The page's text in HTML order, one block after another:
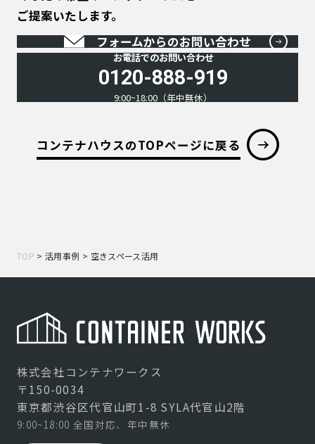
ご提案いたします。
フォームからのお問い合わせ
お電話でのお問い合わせ
0120-888-919
9:00~18:00（年中無休）
コンテナハウスのTOPページに戻る
TOP >活用事例 > 空きスペース活用
株式会社コンテナワークス
〒150-0034
東京都渋谷区代官山町1-8 SYLA代官山2階
9:00~18:00 全国対応、年中無休